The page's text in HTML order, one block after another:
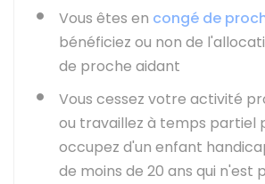
Vous êtes en congé de
bénéficiez ou non de
de proche aidant
Vous cessez votre activité
ou travaillez à temps partiel
occupez d'un enfant
de moins de 20 ans qui n'est